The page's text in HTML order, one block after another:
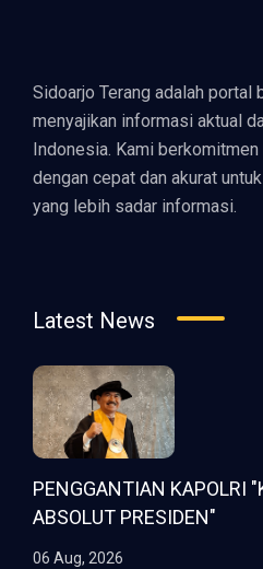
Sidoarjo Terang adalah portal
menyajikan informasi aktual
Indonesia. Kami
dengan cepat dan akurat
yang lebih sadar informasi.
Latest News
PENGGANTIAN KAPOLRI "KOMPETENSI
ABSOLUT PRESIDEN"
06 Aug, 2026